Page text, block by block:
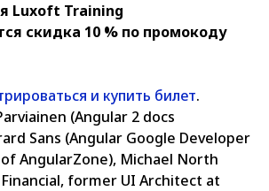
Luxoft Training
скидка 10 % по промокоду
и купить билет.
(Angular 2 docs
Sans (Angular Google Developer
AngularZone), Michael North
former UI Architect at